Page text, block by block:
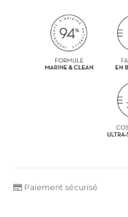
Paiement sécurisé